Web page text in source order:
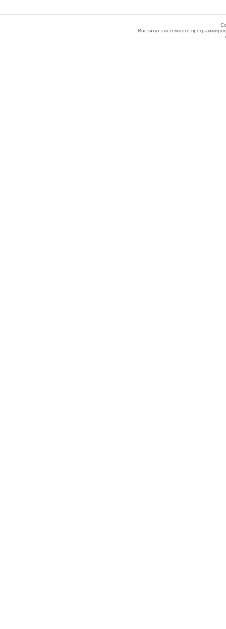
Институт системного